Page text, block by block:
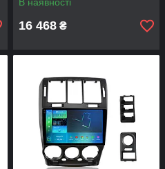
16 468 ₴